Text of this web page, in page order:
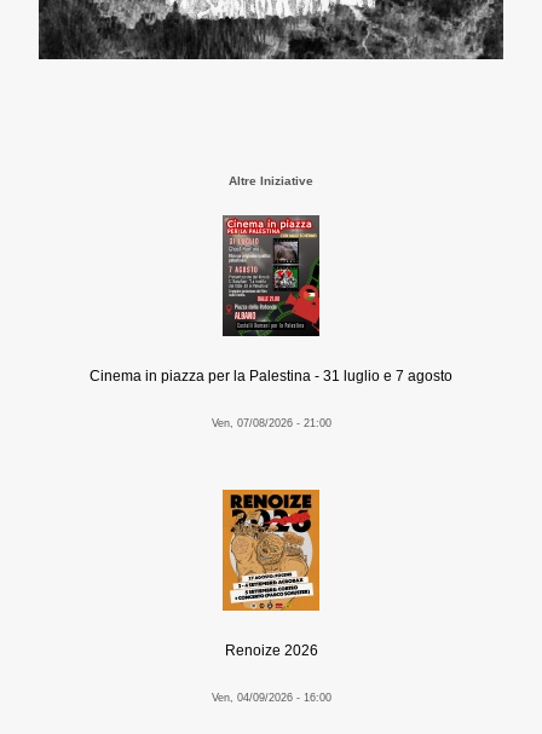
Altre Iniziative
Cinema in piazza per la Palestina - 31 luglio e 7 agosto
Ven, 07/08/2026 - 21:00
Renoize 2026
Ven, 04/09/2026 - 16:00